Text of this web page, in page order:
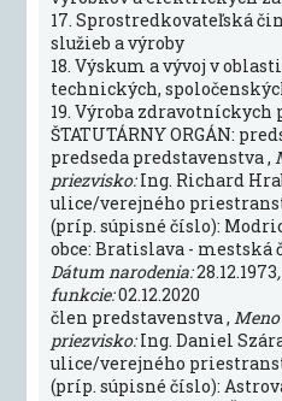
17. Sprostredkovateľská
služieb a výroby
18. Výskum a vývoj v
technických,
19. Výroba zdravotníckych
ŠTATUTÁRNY ORGÁN:
predseda predstavenstva ,
priezvisko:Ing. Richard
ulice/verejného
(príp. súpisné číslo):
obce: Bratislava - mestská
Dátum narodenia:28.12.1973
funkcie:02.12.2020
člen predstavenstva ,Meno
priezvisko:Ing. Daniel
ulice/verejného
(príp. súpisné číslo):